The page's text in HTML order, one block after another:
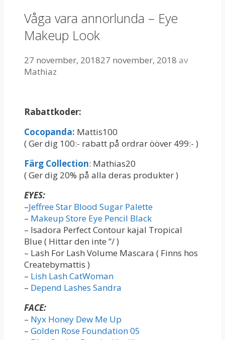
Våga vara annorlunda – Eye
Makeup Look
27 november, 201827 november, 2018 av
Mathiaz
Rabattkoder:
Cocopanda: Mattis100
( Ger dig 100:- rabatt på ordrar ööver 499:- )
Färg Collection: Mathias20
( Ger dig 20% på alla deras produkter )
EYES:
–Jeffree Star Blood Sugar Palette
– Makeup Store Eye Pencil Black
– Isadora Perfect Contour kajal Tropical
Blue ( Hittar den inte ”/ )
– Lash For Lash Volume Mascara ( Finns hos
Createbymattis )
– Lish Lash CatWoman
– Depend Lashes Sandra
FACE:
– Nyx Honey Dew Me Up
– Golden Rose Foundation 05